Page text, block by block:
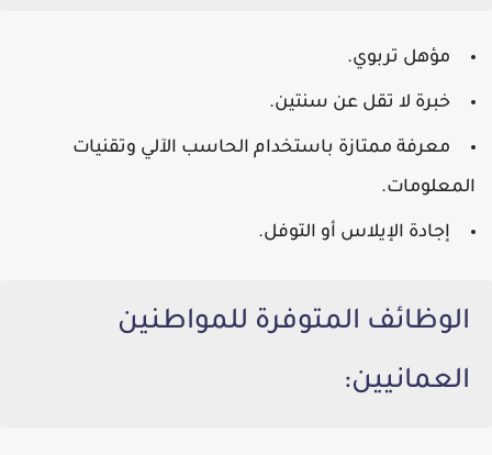
مؤهل تربوي.
خبرة لا تقل عن سنتين.
معرفة ممتازة باستخدام الحاسب الآلي وتقنيات
المعلومات.
إجادة الإيلاس أو التوفل.
الوظائف المتوفرة للمواطنين
العمانيين: